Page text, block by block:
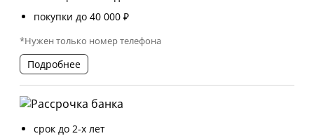
покупки до 40 000 ₽
*Нужен только номер телефона
Подробнее
срок до 2-х лет